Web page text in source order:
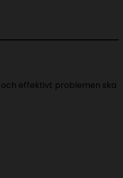
effektivt problemen ska